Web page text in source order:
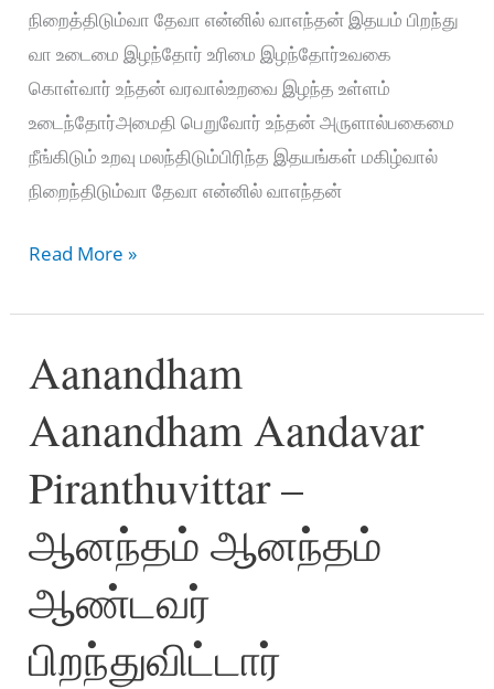
நிறைத்திடும்வா தேவா என்னில் வாஎந்தன் இதயம் பிறந்து
வா உடைமை இழந்தோர் உரிமை இழந்தோர்உவகை
கொள்வார் உந்தன் வரவால்உறவை இழந்த உள்ளம்
உடைந்தோர்அமைதி பெறுவோர் உந்தன் அருளால்பகைமை
நீங்கிடும் உறவு மலந்திடும்பிரிந்த இதயங்கள் மகிழ்வால்
நிறைந்திடும்வா தேவா என்னில் வாஎந்தன்
AARAARO
KANNAE-
ஆராரோ
ஆரிராரோ
கண்ணே
Read More »
Aanandham
Aanandham Aandavar
Piranthuvittar –
ஆனந்தம் ஆனந்தம்
ஆண்டவர்
பிறந்துவிட்டார்